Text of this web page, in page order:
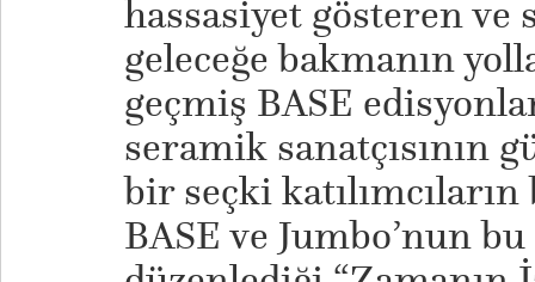
hassasiyet gösteren
geleceğe bakmanın
geçmiş BASE
seramik sanatçısının
bir seçki
BASE ve Jumbo’nun